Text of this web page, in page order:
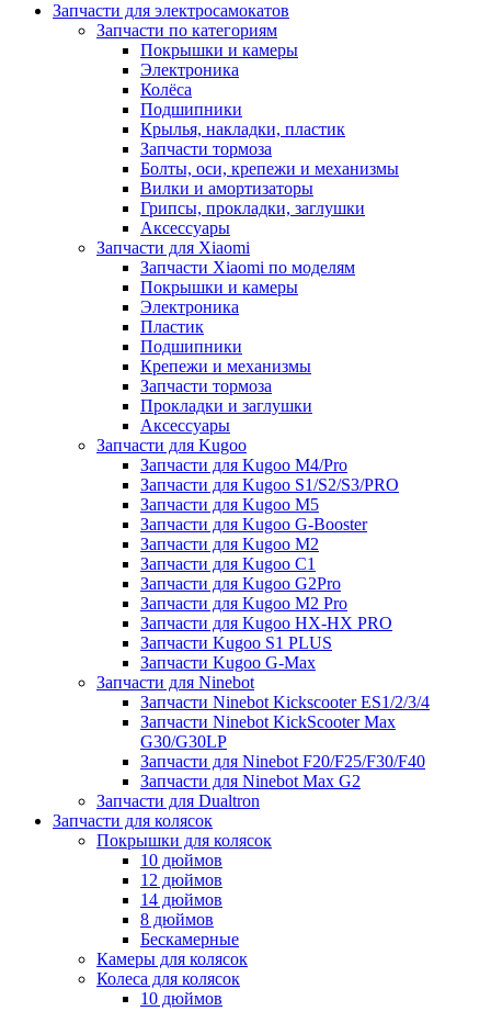
Запчасти для электросамокатов
Запчасти по категориям
Покрышки и камеры
Электроника
Колёса
Подшипники
Крылья, накладки, пластик
Запчасти тормоза
Болты, оси, крепежи и механизмы
Вилки и амортизаторы
Грипсы, прокладки, заглушки
Аксессуары
Запчасти для Xiaomi
Запчасти Xiaomi по моделям
Покрышки и камеры
Электроника
Пластик
Подшипники
Крепежи и механизмы
Запчасти тормоза
Прокладки и заглушки
Аксессуары
Запчасти для Kugoo
Запчасти для Kugoo M4/Pro
Запчасти для Kugoo S1/S2/S3/PRO
Запчасти для Kugoo M5
Запчасти для Kugoo G-Booster
Запчасти для Kugoo M2
Запчасти для Kugoo C1
Запчасти для Kugoo G2Pro
Запчасти для Kugoo M2 Pro
Запчасти для Kugoo HX-HX PRO
Запчасти Kugoo S1 PLUS
Запчасти Kugoo G-Max
Запчасти для Ninebot
Запчасти Ninebot Kickscooter ES1/2/3/4
Запчасти Ninebot KickScooter Max
G30/G30LP
Запчасти для Ninebot F20/F25/F30/F40
Запчасти для Ninebot Max G2
Запчасти для Dualtron
Запчасти для колясок
Покрышки для колясок
10 дюймов
12 дюймов
14 дюймов
8 дюймов
Бескамерные
Камеры для колясок
Колеса для колясок
10 дюймов